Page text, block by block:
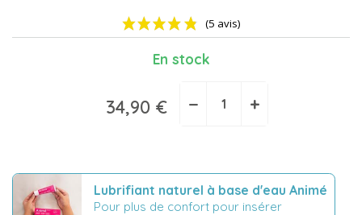
En stock
34,90 € − +
Lubrifiant naturel à base d'eau Animé
Pour plus de confort pour insérer